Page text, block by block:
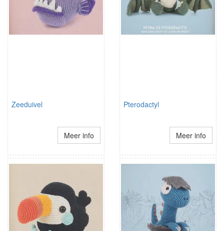
Zeeduivel
Meer info
Pterodactyl
Meer info